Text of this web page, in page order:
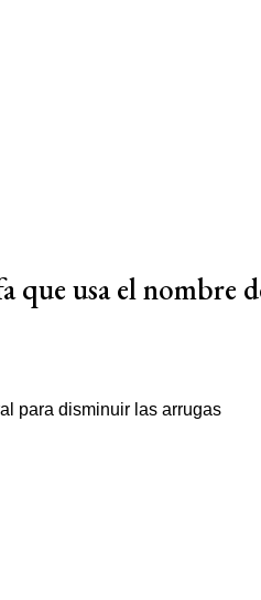
que usa el nombre